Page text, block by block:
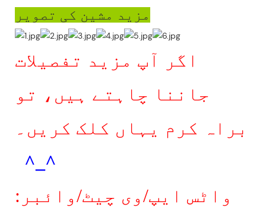
مزید مشین کی تصویر
اگر آپ مزید تفصیلات
جاننا چاہتے ہیں، تو
براہ کرم یہاں کلک کریں۔
^_^
واٹس ایپ/وی چیٹ/وائبر: